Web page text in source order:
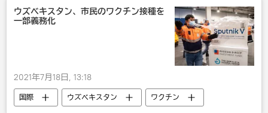
ウズベキスタン、市民のワクチン接種を
一部義務化
2021年7月18日, 13:18
国際 ウズベキスタン
ワクチン